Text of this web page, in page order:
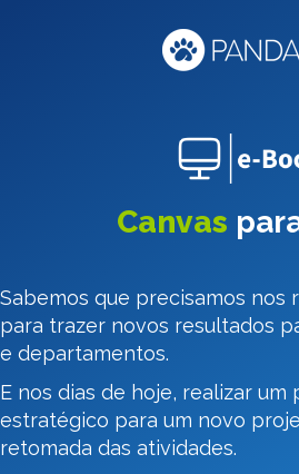
Canvas
Sabemos que precisamos nos
para trazer novos resultados
e departamentos.
E nos dias de hoje, realizar um
estratégico para um novo
retomada das atividades.